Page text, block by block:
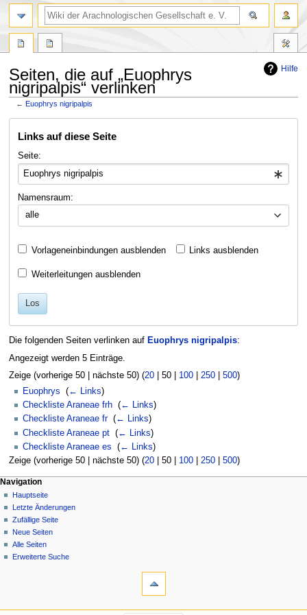
Hilfe
Seiten, die auf „Euophrys
nigripalpis“ verlinken
←Euophrys nigripalpis
Navigation
Suche
Links auf diese Seite
Seite:
Namensraum:
alle
Vorlageneinbindungen ausblenden Links ausblenden
Weiterleitungen ausblenden
Los
Die folgenden Seiten verlinken auf Euophrys nigripalpis:
Angezeigt werden 5 Einträge.
Zeige (vorherige 50| nächste 50) (20| 50| 100| 250| 500)
Euophrys
(← Links)
Checkliste Araneae frh (← Links)
Checkliste Araneae fr‎ (← Links)
Checkliste Araneae pt (← Links)
Checkliste Araneae es
(← Links)
Zeige (vorherige 50| nächste 50) (20| 50| 100| 250| 500)
Navigation
Hauptseite
Letzte Änderungen
Zufällige Seite
Neue Seiten
Alle Seiten
Erweiterte Suche